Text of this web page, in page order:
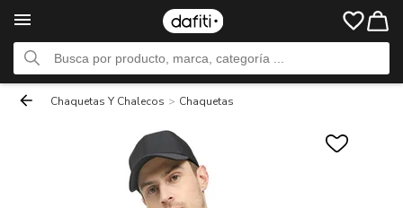
Chaquetas Y Chalecos > Chaquetas